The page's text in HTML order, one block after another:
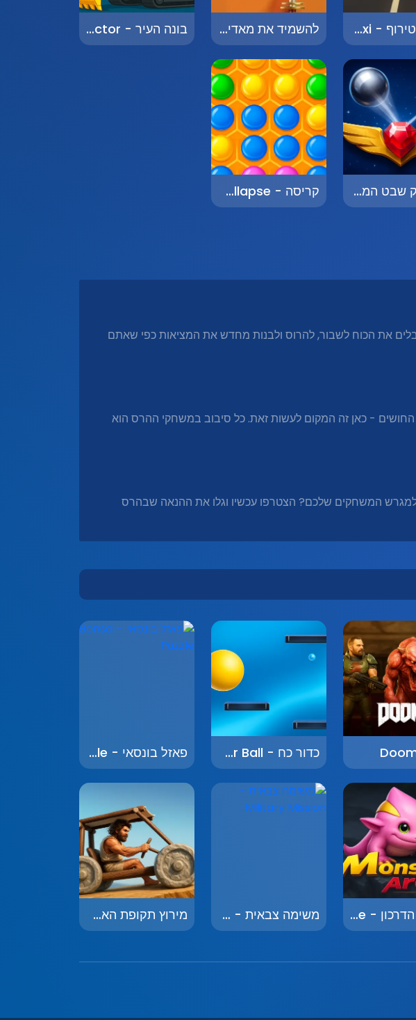
מוניות טירוף - Crazy Taxi להשמיד את מאדים - Destroy Mars בונה העיר - City Constructor
ארקוניק שבט המאיה - Arconic Tribe of the Maya קריסה - Collapse
את הכוח לשבור, להרוס ולבנות מחדש את המציאות כפי שאתם
- כאן זה המקום לעשות זאת. כל סיבוב במשחקי ההרס הוא
המשחקים שלכם? הצטרפו עכשיו וגלו את ההנאה שבהרס
כדור כח - Power Ball פאזל בונסאי - Bonsai Puzzle
משחק הדרכון - Passport Game משימה צבאית - Military Mission מירוץ תקופת האבן - Stone Age Racing